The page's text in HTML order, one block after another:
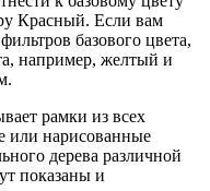
Красный. Если вам
базового цвета,
например, желтый и
рамки из всех
или нарисованные
дерева различной
показаны и